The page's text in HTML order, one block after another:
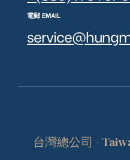
電郵 EMAIL
台灣總公司 -